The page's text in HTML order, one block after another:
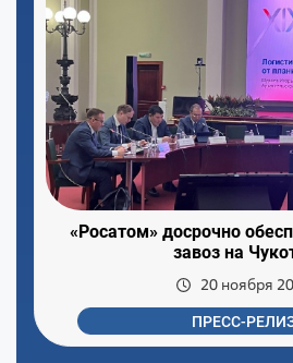
«Росатом» досрочно
завоз на
20 ноября
ПРЕСС-